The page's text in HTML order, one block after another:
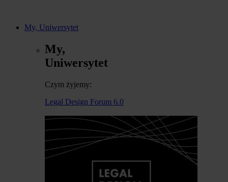
My, Uniwersytet
My,
Uniwersytet
Czym żyjemy:
Legal Design Forum 6.0